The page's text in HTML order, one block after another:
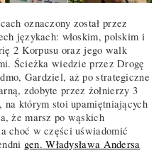
oznaczony został przez
językach: włoskim, polskim i
2 Korpusu oraz jego walk
Ścieżka wiedzie przez Drogę
Gardziel, aż po strategiczne
zdobyte przez żołnierzy 3
którym stoi upamiętniających
że marsz po wąskich
choć w części uświadomić
gen. Władysława Andersa